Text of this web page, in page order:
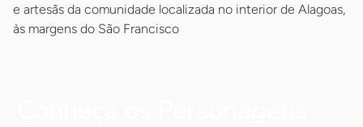
e artesãs da comunidade localizada no interior de Alagoas,
às margens do São Francisco